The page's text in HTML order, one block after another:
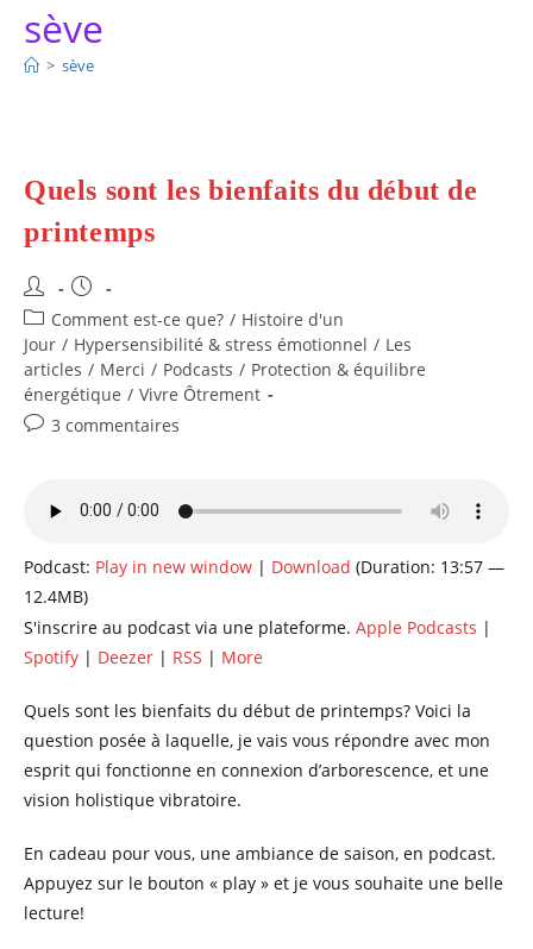
sève
> sève
Quels sont les bienfaits du début de
printemps
Auteur/autrice
de
la
publication :
Publication
publiée :
Post
category:
Comment est-ce que? / Histoire d'un
Jour / Hypersensibilité & stress émotionnel / Les
articles / Merci / Podcasts / Protection & équilibre
énergétique / Vivre Ôtrement
Commentaires
publication :
3 commentaires
Podcast: Play in new window | Download (Duration: 13:57 —
12.4MB)
S'inscrire au podcast via une plateforme. Apple Podcasts |
Spotify | Deezer | RSS | More
Quels sont les bienfaits du début de printemps? Voici la
question posée à laquelle, je vais vous répondre avec mon
esprit qui fonctionne en connexion d’arborescence, et une
vision holistique vibratoire.
En cadeau pour vous, une ambiance de saison, en podcast.
Appuyez sur le bouton « play » et je vous souhaite une belle
lecture!